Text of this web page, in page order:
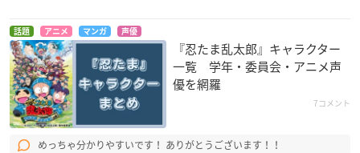
話題 アニメ マンガ 声優
『忍たま乱太郎』キャラクター
一覧 学年・委員会・アニメ声
優を網羅
7コメント
めっちゃ分かりやすいです！ ありがとうございます！！